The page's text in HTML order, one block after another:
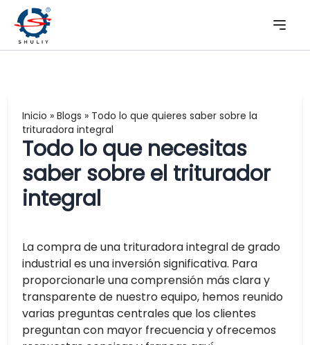
Inicio » Blogs » Todo lo que quieres saber sobre la
trituradora integral
Todo lo que necesitas
saber sobre el triturador
integral
La compra de una trituradora integral de grado
industrial es una inversión significativa. Para
proporcionarle una comprensión más clara y
transparente de nuestro equipo, hemos reunido
varias preguntas centrales que los clientes
preguntan con mayor frecuencia y ofrecemos